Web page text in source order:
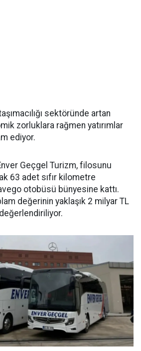
sektöründe artan
zorluklara rağmen yatırımlar
ediyor.
Geçgel Turizm, filosunu
63 adet sıfır kilometre
otobüsü bünyesine kattı.
değerinin yaklaşık 2 milyar TL